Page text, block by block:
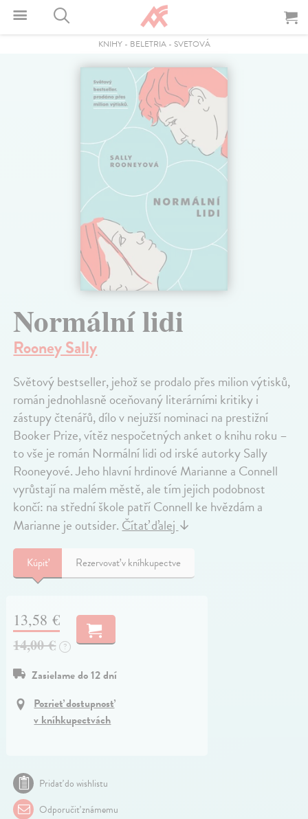
KNIHY- BELETRIA- SVETOVÁ
Normální lidi
Rooney Sally
Světový bestseller, jehož se prodalo přes milion výtisků,
román jednohlasně oceňovaný literárními kritiky i
zástupy čtenářů, dílo v nejužší nominaci na prestižní
Booker Prize, vítěz nespočetných anket o knihu roku –
to vše je román Normální lidi od irské autorky Sally
Rooneyové. Jeho hlavní hrdinové Marianne a Connell
vyrůstají na malém městě, ale tím jejich podobnost
končí: na střední škole patří Connell ke hvězdám a
Marianne je outsider. Čítať ďalej ↓
Kúpiť Rezervovať v kníhkupectve
13,58 €
14,00 € ?
Zasielame do 12 dní
Pozrieť dostupnosť
v kníhkupectvách
Pridať do wishlistu
Odporučiť známemu